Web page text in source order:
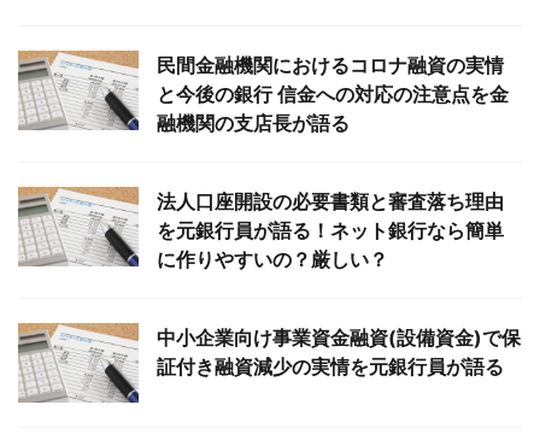
民間金融機関におけるコロナ融資の実情
と今後の銀行 信金への対応の注意点を金
融機関の支店長が語る
法人口座開設の必要書類と審査落ち理由
を元銀行員が語る！ネット銀行なら簡単
に作りやすいの？厳しい？
中小企業向け事業資金融資(設備資金)で保
証付き融資減少の実情を元銀行員が語る